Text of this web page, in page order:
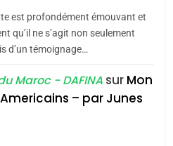
NOUS MANQUE –
Hadida
: Les amandes de
le miel de Tadla
est profondément émouvant et
qu’il ne s’agit non seulement
d’un témoignage…
Maroc - DAFINA sur Mon
– par Junes